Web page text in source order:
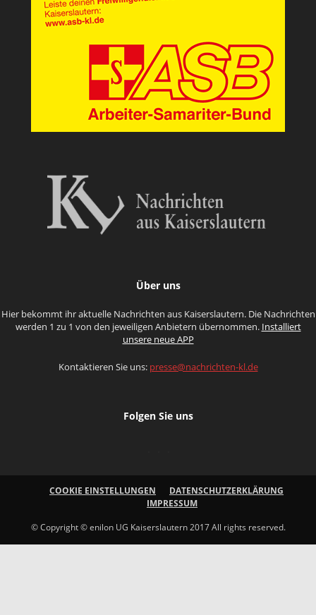
Über uns
Hier bekommt ihr aktuelle Nachrichten aus Kaiserslautern. Die Nachrichten
werden 1 zu 1 von den jeweiligen Anbietern übernommen. Installiert
unsere neue APP
Kontaktieren Sie uns: presse@nachrichten-kl.de
Folgen Sie uns
COOKIE EINSTELLUNGEN
DATENSCHUTZERKLÄRUNG
IMPRESSUM
© Copyright © enilon UG Kaiserslautern 2017 All rights reserved.